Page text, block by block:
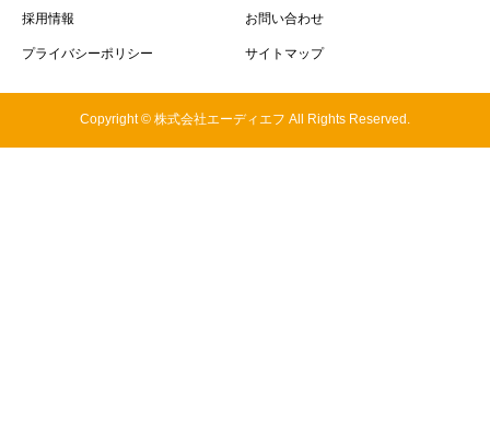
採用情報 お問い合わせ
プライバシーポリシー サイトマップ
Copyright © 株式会社エーディエフ All Rights Reserved.